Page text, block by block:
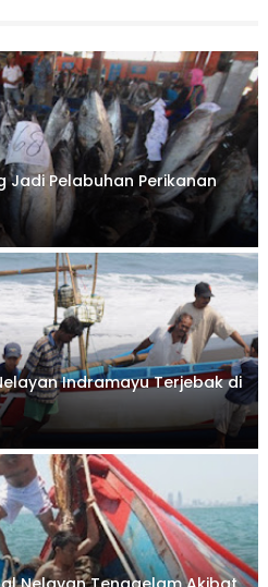
Jadi Pelabuhan Perikanan
Indramayu Terjebak di